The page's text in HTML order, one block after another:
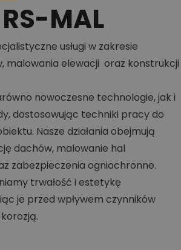
MAL
usługi w zakresie
malowania elewacji oraz konstrukcji
nowoczesne technologie, jak i
dostosowując techniki pracy do
Nasze działania obejmują
dachów, malowanie hal
zabezpieczenia ogniochronne.
trwałość i estetykę
je przed wpływem czynników